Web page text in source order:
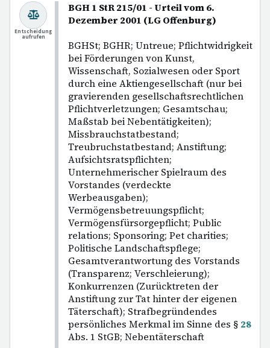
BGH 1 StR 215/01 - Urteil vom 6.
Dezember 2001 (LG Offenburg)
BGHSt; BGHR; Untreue; Pflichtwidrigkeit
bei Förderungen von Kunst,
Wissenschaft, Sozialwesen oder Sport
durch eine Aktiengesellschaft (nur bei
gravierenden gesellschaftsrechtlichen
Pflichtverletzungen; Gesamtschau;
Maßstab bei Nebentätigkeiten);
Missbrauchstatbestand;
Treubruchstatbestand; Anstiftung;
Aufsichtsratspflichten;
Unternehmerischer Spielraum des
Vorstandes (verdeckte
Werbeausgaben);
Vermögensbetreuungspflicht;
Vermögensfürsorgepflicht; Public
relations; Sponsoring; Pet charities;
Politische Landschaftspflege;
Gesamtverantwortung des Vorstands
(Transparenz; Verschleierung);
Konkurrenzen (Zurücktreten der
Anstiftung zur Tat hinter der eigenen
Täterschaft); Strafbegründendes
persönliches Merkmal im Sinne des § 28
Abs. 1 StGB; Nebentäterschaft
Entscheidung
aufrufen